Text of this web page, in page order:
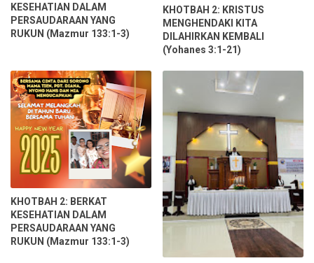
KESEHATIAN DALAM
PERSAUDARAAN YANG
RUKUN (Mazmur 133:1-3)
KHOTBAH 2: KRISTUS
MENGHENDAKI KITA
DILAHIRKAN KEMBALI
(Yohanes 3:1-21)
KHOTBAH 2: BERKAT
KESEHATIAN DALAM
PERSAUDARAAN YANG
RUKUN (Mazmur 133:1-3)